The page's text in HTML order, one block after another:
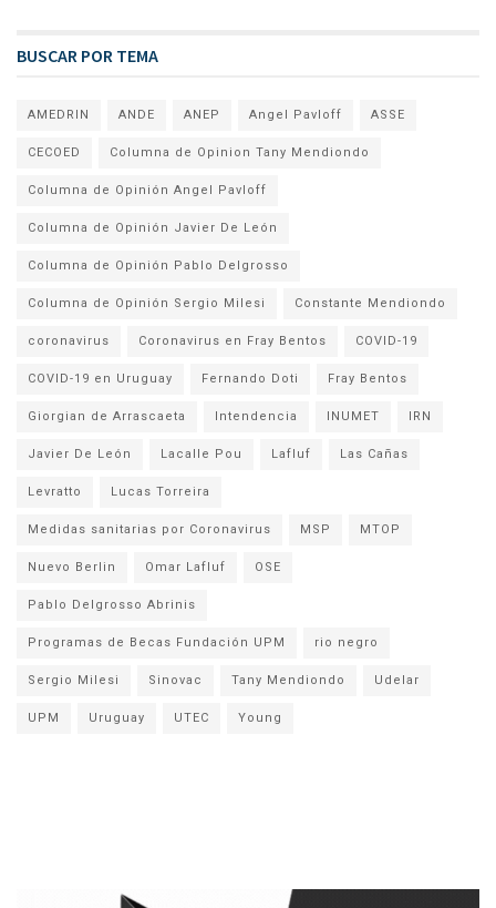
BUSCAR POR TEMA
AMEDRIN ANDE ANEP Angel Pavloff ASSE
CECOED Columna de Opinion Tany Mendiondo
Columna de Opinión Angel Pavloff
Columna de Opinión Javier De León
Columna de Opinión Pablo Delgrosso
Columna de Opinión Sergio Milesi Constante Mendiondo
coronavirus Coronavirus en Fray Bentos COVID-19
COVID-19 en Uruguay Fernando Doti Fray Bentos
Giorgian de Arrascaeta Intendencia INUMET IRN
Javier De León Lacalle Pou Lafluf Las Cañas
Levratto Lucas Torreira
Medidas sanitarias por Coronavirus MSP MTOP
Nuevo Berlin Omar Lafluf OSE
Pablo Delgrosso Abrinis
Programas de Becas Fundación UPM rio negro
Sergio Milesi Sinovac Tany Mendiondo Udelar
UPM Uruguay UTEC Young